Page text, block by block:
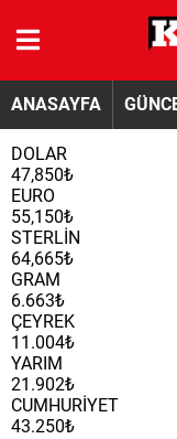
ANASAYFA
DOLAR
47,850₺
EURO
55,150₺
STERLİN
64,665₺
GRAM
6.663₺
ÇEYREK
11.004₺
YARIM
21.902₺
CUMHURİYET
43.250₺